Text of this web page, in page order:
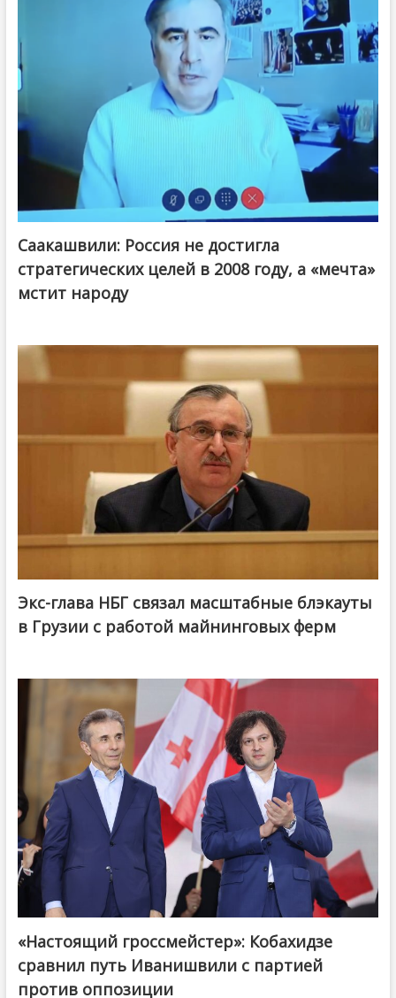
Саакашвили: Россия не достигла
стратегических целей в 2008 году, а «мечта»
мстит народу
Экс-глава НБГ связал масштабные блэкауты
в Грузии с работой майнинговых ферм
@ქართული ოცნება / Georgian Dream
«Настоящий гроссмейстер»: Кобахидзе
сравнил путь Иванишвили с партией
против оппозиции